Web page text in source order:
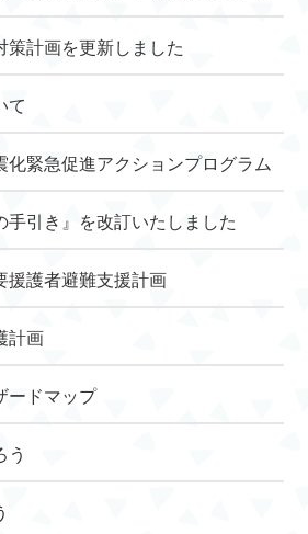
策計画を更新しました
て
化緊急促進アクションプログラム
手引き』を改訂いたしました
援護者避難支援計画
計画
ードマップ
う